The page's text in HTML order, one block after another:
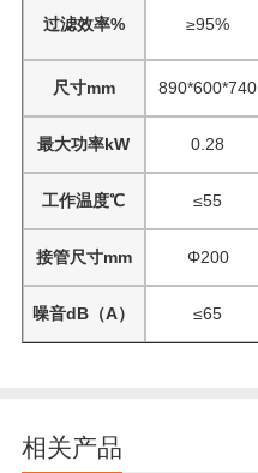
过滤效率% ≥95%
尺寸mm 890*600*740
最大功率kW 0.28
工作温度℃ ≤55
接管尺寸mm Φ200
噪音dB（A） ≤65
相关产品